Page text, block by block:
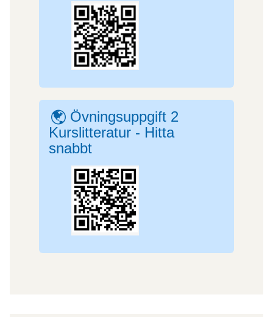
Webblänk
Övningsuppgift 2
Kurslitteratur - Hitta
snabbt